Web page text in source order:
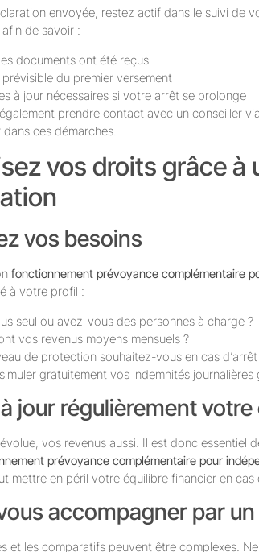
envoyée, restez actif dans le suivi de
de savoir :
documents ont été reçus
du premier versement
à jour nécessaires si votre arrêt se prolonge
prendre contact avec un conseiller
ces démarches.
vos droits grâce à
vos besoins
fonctionnement prévoyance complémentaire
à votre profil :
seul ou avez-vous des personnes à charge ?
vos revenus moyens mensuels ?
de protection souhaitez-vous en cas
gratuitement vos indemnités journalières
jour régulièrement
vos revenus aussi. Il est donc essentiel
prévoyance complémentaire pour
mettre en péril votre équilibre financier en cas
accompagner par
et les comparatifs peuvent être complexes.